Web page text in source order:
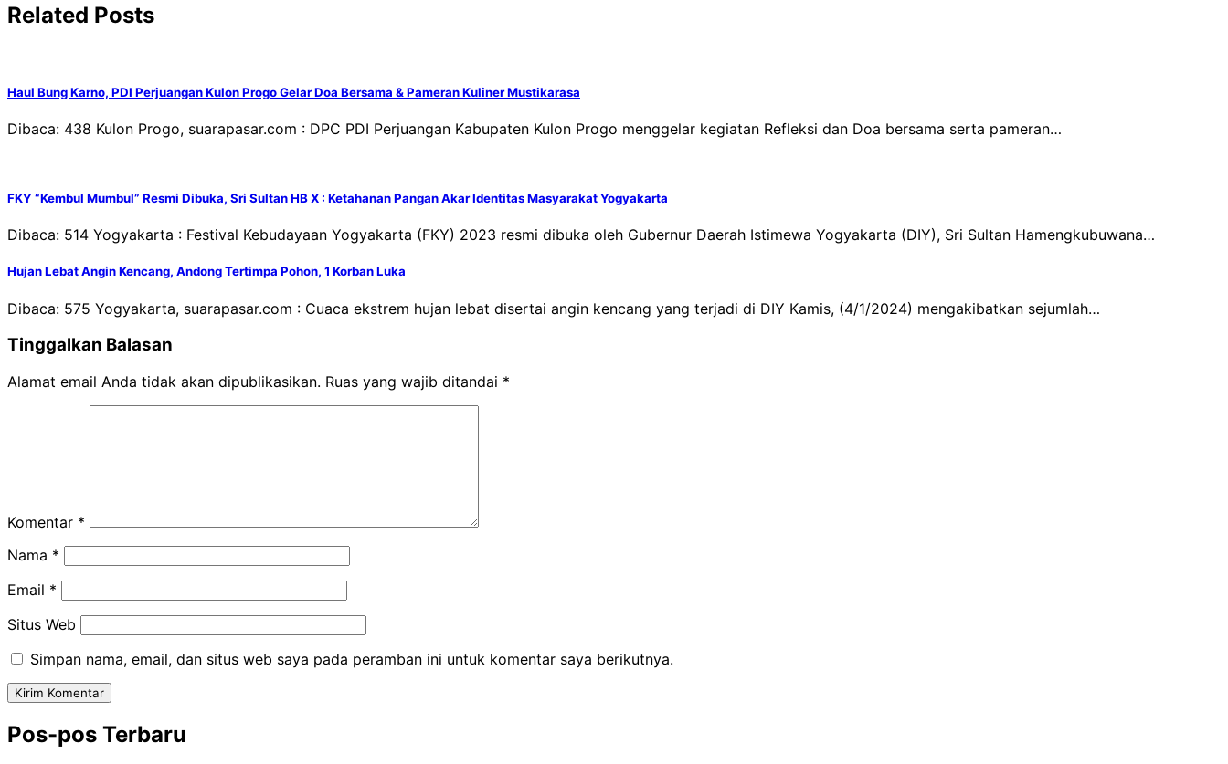
Related Posts
Haul Bung Karno, PDI Perjuangan Kulon Progo Gelar Doa Bersama & Pameran Kuliner Mustikarasa
Dibaca: 438 Kulon Progo, suarapasar.com : DPC PDI Perjuangan Kabupaten Kulon Progo menggelar kegiatan Refleksi dan Doa bersama serta pameran…
FKY “Kembul Mumbul” Resmi Dibuka, Sri Sultan HB X : Ketahanan Pangan Akar Identitas Masyarakat Yogyakarta
Dibaca: 514 Yogyakarta : Festival Kebudayaan Yogyakarta (FKY) 2023 resmi dibuka oleh Gubernur Daerah Istimewa Yogyakarta (DIY), Sri Sultan Hamengkubuwana…
Hujan Lebat Angin Kencang, Andong Tertimpa Pohon, 1 Korban Luka
Dibaca: 575 Yogyakarta, suarapasar.com : Cuaca ekstrem hujan lebat disertai angin kencang yang terjadi di DIY Kamis, (4/1/2024) mengakibatkan sejumlah…
Tinggalkan Balasan
Alamat email Anda tidak akan dipublikasikan. Ruas yang wajib ditandai *
Komentar *
Nama *
Email *
Situs Web
Simpan nama, email, dan situs web saya pada peramban ini untuk komentar saya berikutnya.
Pos-pos Terbaru